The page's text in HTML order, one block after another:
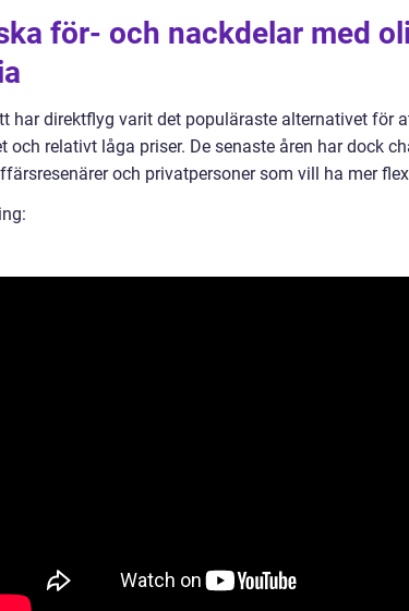
för- och nackdelar med
har direktflyg varit det populäraste alternativet för
och relativt låga priser. De senaste åren har dock
och privatpersoner som vill ha mer